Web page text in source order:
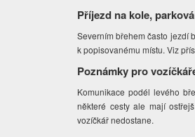
Příjezd na kole,
Severním břehem často jezdí
k popisovanému místu. Viz
Poznámky pro
Komunikace podél levého
některé cesty ale mají
vozíčkář nedostane.